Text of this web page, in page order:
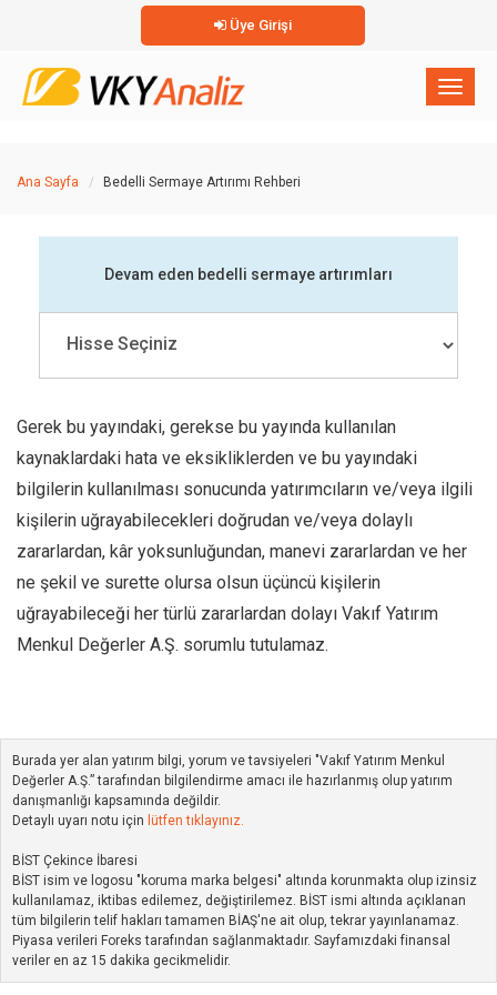
Üye Girişi
×
Ana Sayfa Bedelli Sermaye Artırımı Rehberi
Devam eden bedelli sermaye artırımları
Gerek bu yayındaki, gerekse bu yayında kullanılan
kaynaklardaki hata ve eksikliklerden ve bu yayındaki
bilgilerin kullanılması sonucunda yatırımcıların ve/veya ilgili
kişilerin uğrayabilecekleri doğrudan ve/veya dolaylı
zararlardan, kâr yoksunluğundan, manevi zararlardan ve her
ne şekil ve surette olursa olsun üçüncü kişilerin
uğrayabileceği her türlü zararlardan dolayı Vakıf Yatırım
Menkul Değerler A.Ş. sorumlu tutulamaz.
Burada yer alan yatırım bilgi, yorum ve tavsiyeleri "Vakıf Yatırım Menkul
Değerler A.Ş.” tarafından bilgilendirme amacı ile hazırlanmış olup yatırım
danışmanlığı kapsamında değildir.
Detaylı uyarı notu için lütfen tıklayınız.
BİST Çekince İbaresi
BİST isim ve logosu "koruma marka belgesi" altında korunmakta olup izinsiz
kullanılamaz, iktibas edilemez, değiştirilemez. BİST ismi altında açıklanan
tüm bilgilerin telif hakları tamamen BİAŞ'ne ait olup, tekrar yayınlanamaz.
Piyasa verileri Foreks tarafından sağlanmaktadır. Sayfamızdaki finansal
veriler en az 15 dakika gecikmelidir.